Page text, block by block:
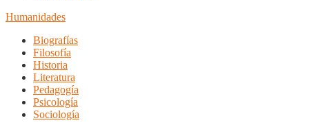
Humanidades
Biografías
Filosofía
Historia
Literatura
Pedagogía
Psicología
Sociología